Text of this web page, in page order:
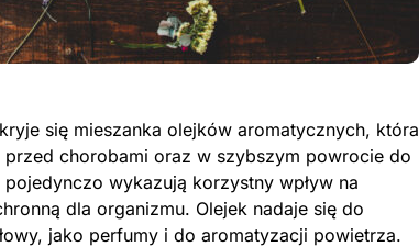
się mieszanka olejków aromatycznych, która
chorobami oraz w szybszym powrocie do
wykazują korzystny wpływ na
dla organizmu. Olejek nadaje się do
jako perfumy i do aromatyzacji powietrza.